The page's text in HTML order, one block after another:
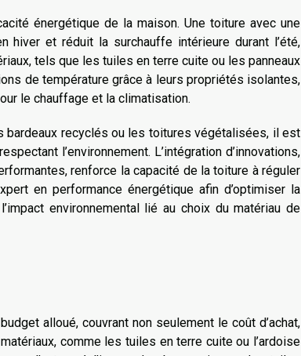
énergétique de la maison. Une toiture avec une
et réduit la surchauffe intérieure durant l’été,
tels que les tuiles en terre cuite ou les panneaux
de température grâce à leurs propriétés isolantes,
le chauffage et la climatisation.
bardeaux recyclés ou les toitures végétalisées, il est
l’environnement. L’intégration d’innovations,
renforce la capacité de la toiture à réguler
en performance énergétique afin d’optimiser la
environnemental lié au choix du matériau de
alloué, couvrant non seulement le coût d’achat,
comme les tuiles en terre cuite ou l’ardoise